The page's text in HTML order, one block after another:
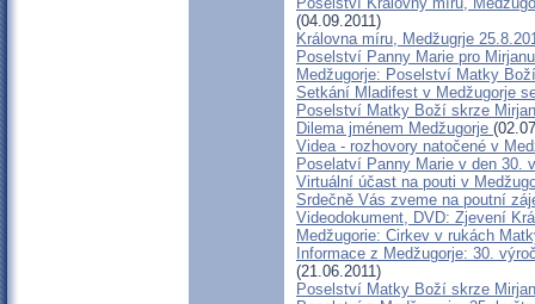
(04.09.2011)
Královna míru, Medžugrje
Poselství Panny Marie pro
Medžugorje: Poselství Matky
Setkání Mladifest v Medžugorje
Poselství Matky Boží skrze
Dilema jménem Medžugorje
Videa - rozhovory natočené v
Poselatví Panny Marie v den 30.
Virtuální účast na pouti v
Srdečně Vás zveme na poutní
Videodokument, DVD: Zjevení
Medžugorie: Cirkev v rukách
Informace z Medžugorje: 30.
(21.06.2011)
Poselství Matky Boží skrze